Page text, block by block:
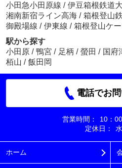
小田急小田原線 / 伊豆箱根鉄道
湘南新宿ライン高海 / 箱根登山
御殿場線 / 伊東線 / 箱根登山ケ
駅から探す
小田原 / 鴨宮 / 足柄 / 螢田 / 国府
栢山 / 飯田岡
電話でお
営業時間：
10：
定休日：
ホーム